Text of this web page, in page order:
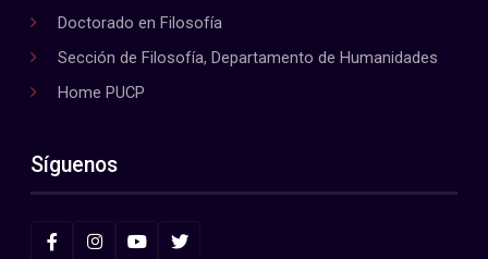
Doctorado en Filosofía
Sección de Filosofía, Departamento de Humanidades
Home PUCP
Síguenos